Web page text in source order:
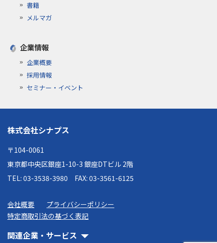
書籍
メルマガ
企業情報
企業概要
採用情報
セミナー・イベント
株式会社シナプス
〒104-0061
東京都中央区銀座1-10-3 銀座DTビル 2階
TEL: 03-3538-3980 FAX: 03-3561-6125
会社概要
プライバシーポリシー
特定商取引法の基づく表記
関連企業・サービス